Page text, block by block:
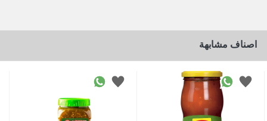
اصناف مشابهة